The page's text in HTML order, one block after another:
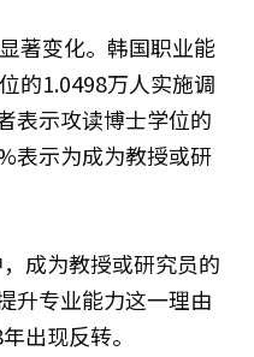
著变化。韩国职业能
的1.0498万人实施调
表示攻读博士学位的
表示为成为教授或研
成为教授或研究员的
升专业能力这一理由
出现反转。